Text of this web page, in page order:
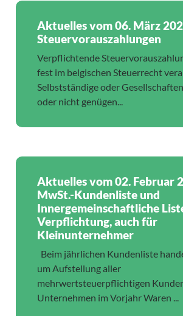
Aktuelles vom 06. März
Steuervorauszahlungen
Verpflichtende
fest im belgischen Steuerrecht
Selbstständige oder
oder nicht genügen...
Aktuelles vom 02. Februar
MwSt.-Kundenliste und
Innergemeinschaftliche
Verpflichtung, auch für
Kleinunternehmer
Beim jährlichen Kundenliste
um Aufstellung aller
mehrwertsteuerpflichtigen
Unternehmen im Vorjahr Waren ...